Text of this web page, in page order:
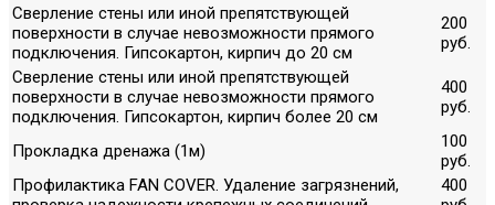
Сверление стены или иной препятствующей
поверхности в случае невозможности прямого
подключения. Гипсокартон, кирпич до 20 см
200
руб.
Сверление стены или иной препятствующей
поверхности в случае невозможности прямого
подключения. Гипсокартон, кирпич более 20 см
400
руб.
Прокладка дренажа (1м)
100
руб.
Профилактика FAN COVER. Удаление загрязнений,
400